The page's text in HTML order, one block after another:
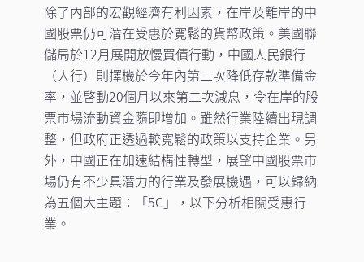
除了內部的宏觀經濟有利因素，在岸及離岸的中
國股票仍可潛在受惠於寬鬆的貨幣政策。美國聯
儲局於12月展開放慢買債行動，中國人民銀行
（人行）則擇機於今年內第二次降低存款準備金
率，並啓動20個月以來第二次減息，令在岸的股
票市場流動資金隨即增加。雖然行業陸續出現調
整，但政府正透過較寬鬆的政策以支持企業。另
外，中國正在加速結構性轉型，展望中國股票市
場仍有不少具潛力的行業及發展機遇，可以歸納
為五個大主題：「5C」，以下分析相關受惠行
業。